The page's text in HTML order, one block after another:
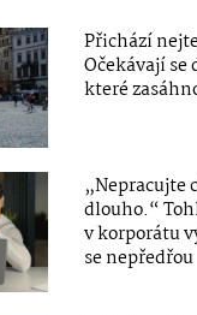
Přichází
Očekávají se
které
„Nepracujte
dlouho.“
v korporátu
se nepředřou